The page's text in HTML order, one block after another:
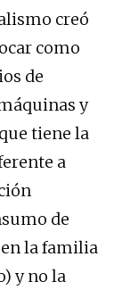
creó
como
de
y
tiene la
a
de
la familia
y no la